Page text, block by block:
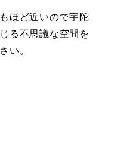
ほど近いので宇陀
る不思議な空間を
い。